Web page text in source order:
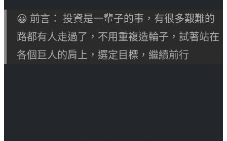
😀 前言： 投資是一輩子的事，有很多艱難的
路都有人走過了，不用重複造輪子，試著站在
各個巨人的肩上，選定目標，繼續前行